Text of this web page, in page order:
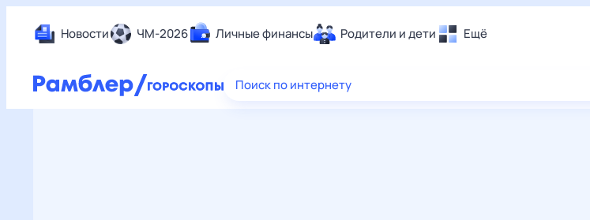
Новости ЧМ-2026 Личные финансы Родители и дети Ещё
Еда
Поиск по интернету